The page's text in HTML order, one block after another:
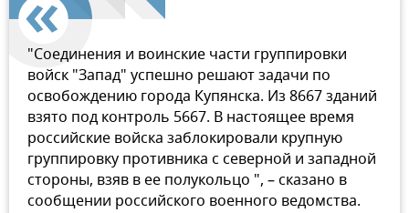
"Соединения и воинские части группировки
войск "Запад" успешно решают задачи по
освобождению города Купянска. Из 8667 зданий
взято под контроль 5667. В настоящее время
российские войска заблокировали крупную
группировку противника с северной и западной
стороны, взяв в ее полукольцо ", – сказано в
сообщении российского военного ведомства.